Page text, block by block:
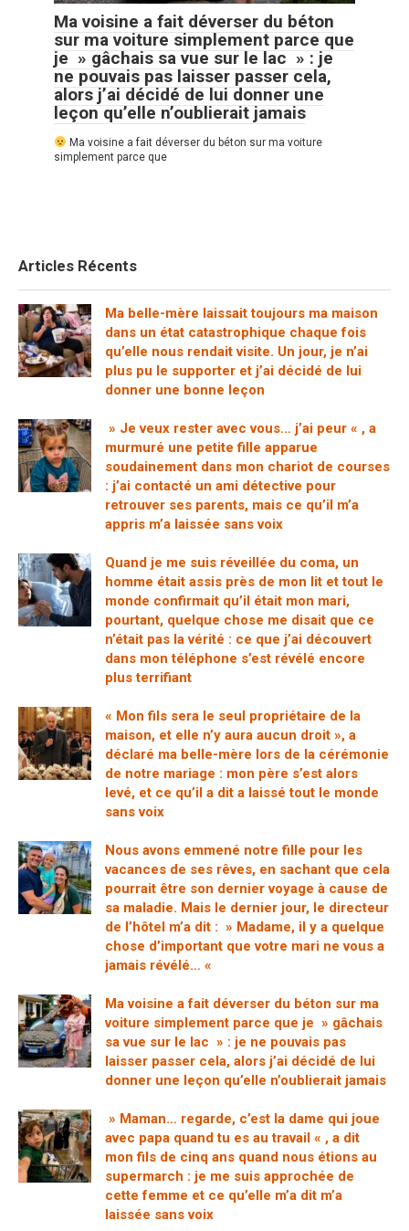
Ma voisine a fait déverser du béton
sur ma voiture simplement parce que
je » gâchais sa vue sur le lac » : je
ne pouvais pas laisser passer cela,
alors j’ai décidé de lui donner une
leçon qu’elle n’oublierait jamais
Ma voisine a fait déverser du béton sur ma voiture
simplement parce que
Articles Récents
Ma belle-mère laissait toujours ma maison
dans un état catastrophique chaque fois
qu’elle nous rendait visite. Un jour, je n’ai
plus pu le supporter et j’ai décidé de lui
donner une bonne leçon
» Je veux rester avec vous… j’ai peur « , a
murmuré une petite fille apparue
soudainement dans mon chariot de courses
: j’ai contacté un ami détective pour
retrouver ses parents, mais ce qu’il m’a
appris m’a laissée sans voix
Quand je me suis réveillée du coma, un
homme était assis près de mon lit et tout le
monde confirmait qu’il était mon mari,
pourtant, quelque chose me disait que ce
n’était pas la vérité : ce que j’ai découvert
dans mon téléphone s’est révélé encore
plus terrifiant
« Mon fils sera le seul propriétaire de la
maison, et elle n’y aura aucun droit », a
déclaré ma belle-mère lors de la cérémonie
de notre mariage : mon père s’est alors
levé, et ce qu’il a dit a laissé tout le monde
sans voix
Nous avons emmené notre fille pour les
vacances de ses rêves, en sachant que cela
pourrait être son dernier voyage à cause de
sa maladie. Mais le dernier jour, le directeur
de l’hôtel m’a dit : » Madame, il y a quelque
chose d’important que votre mari ne vous a
jamais révélé… «
Ma voisine a fait déverser du béton sur ma
voiture simplement parce que je » gâchais
sa vue sur le lac » : je ne pouvais pas
laisser passer cela, alors j’ai décidé de lui
donner une leçon qu’elle n’oublierait jamais
» Maman… regarde, c’est la dame qui joue
avec papa quand tu es au travail « , a dit
mon fils de cinq ans quand nous étions au
supermarch : je me suis approchée de
cette femme et ce qu’elle m’a dit m’a
laissée sans voix